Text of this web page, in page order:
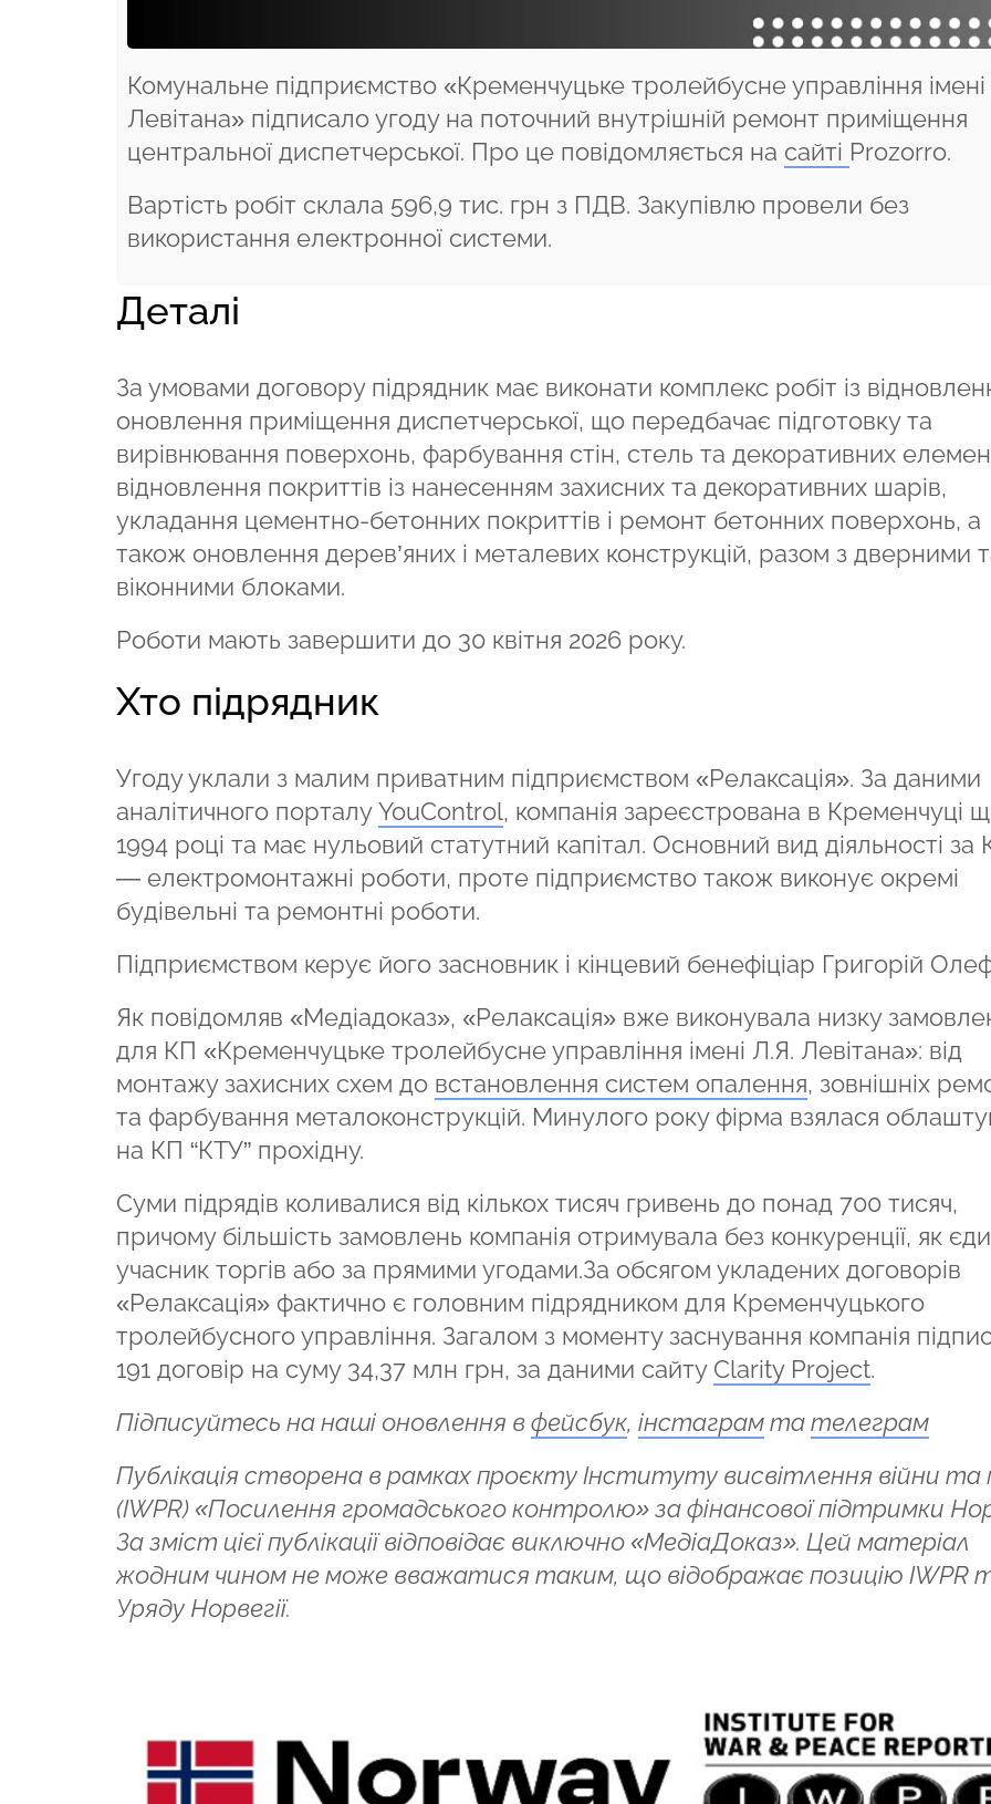
Комунальне підприємство «Кременчуцьке тролейбусне управління
Левітана» підписало угоду на поточний внутрішній ремонт приміщення
центральної диспетчерської. Про це повідомляється на сайті Prozorro.
Вартість робіт склала 596,9 тис. грн з ПДВ. Закупівлю провели без
використання електронної системи.
Деталі
За умовами договору підрядник має виконати комплекс робіт із
оновлення приміщення диспетчерської, що передбачає підготовку та
вирівнювання поверхонь, фарбування стін, стель та декоративних
відновлення покриттів із нанесенням захисних та декоративних шарів,
укладання цементно-бетонних покриттів і ремонт бетонних поверхонь, а
також оновлення дерев’яних і металевих конструкцій, разом з дверними
віконними блоками.
Роботи мають завершити до 30 квітня 2026 року.
Хто підрядник
Угоду уклали з малим приватним підприємством «Релаксація». За даними
аналітичного порталуYouControl, компанія зареєстрована в Кременчуці
1994 році та має нульовий статутний капітал. Основний вид діяльності
— електромонтажні роботи, проте підприємство також виконує окремі
будівельні та ремонтні роботи.
Підприємством керує його засновник і кінцевий бенефіціар Григорій
Як повідомляв «Медіадоказ», «Релаксація» вже виконувала низку
для КП «Кременчуцьке тролейбусне управління імені Л.Я. Левітана»: від
монтажу захисних схем до встановлення систем опалення, зовнішніх
та фарбування металоконструкцій. Минулого року фірма взялася
на КП “КТУ” прохідну.
Суми підрядів коливалися від кількох тисяч гривень до понад 700 тисяч,
причому більшість замовлень компанія отримувала без конкуренції, як
учасник торгів або за прямими угодами.За обсягом укладених договорів
«Релаксація» фактично є головним підрядником для Кременчуцького
тролейбусного управління. Загалом з моменту заснування компанія
191 договір на суму 34,37 млн грн, за даними сайту Clarity Project.
Підписуйтесь на наші оновлення вфейсбук, інстаграмтателеграм
Публікація створена в рамках проєкту Інституту висвітлення війни та
(IWPR) «Посилення громадського контролю» за фінансової підтримки
За зміст цієї публікації відповідає виключно «МедіаДоказ». Цей матеріал
жодним чином не може вважатися таким, що відображає позицію IWPR
Уряду Норвегії.